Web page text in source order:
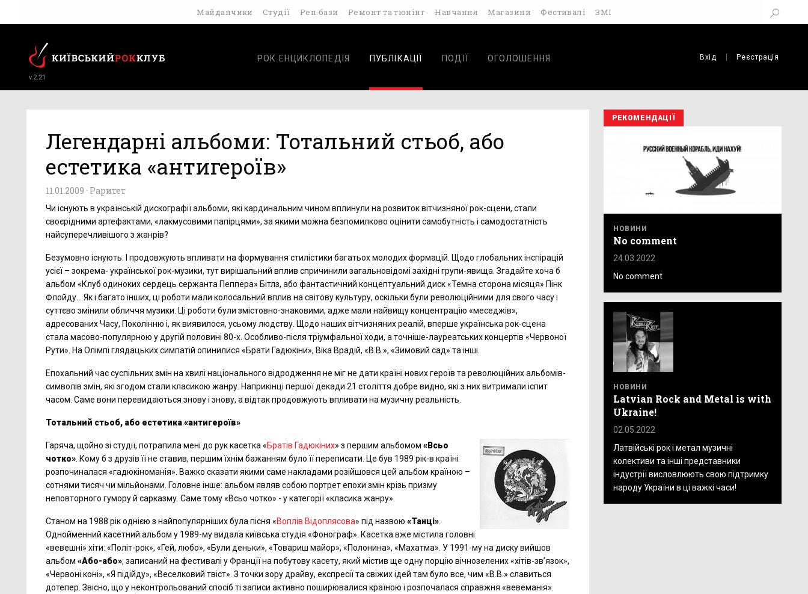
Майданчики Студії Реп.бази Ремонт та тюнінг Навчання Магазини Фестивалі ЗМІ
v.2.21
РОК.ЕНЦИКЛОПЕДІЯ ПУБЛІКАЦІЇ ПОДІЇ ОГОЛОШЕННЯ Вхід Реєстрація
Легендарні альбоми: Тотальний стьоб, або
естетика «антигероїв»
11.01.2009 · Раритет
Чи існують в українській дискографії альбоми, які кардинальним чином вплинули на розвиток вітчизняної рок-сцени, стали
своєрідними артефактами, «лакмусовими папірцями», за якими можна безпомилково оцінити самобутність і самодостатність
найсуперечливішого з жанрів?
Безумовно існують. І продовжують впливати на формування стилістики багатьох молодих формацій. Щодо глобальних інспірацій
усієї – зокрема- української рок-музики, тут вирішальний вплив спричинили загальновідомі західні групи-явища. Згадайте хоча б
альбом «Клуб одиноких сердець сержанта Пеппера» Бітлз, або фантастичний концептуальний диск «Темна сторона місяця» Пінк
Флойду... Як і багато інших, ці роботи мали колосальний вплив на світову культуру, оскільки були революційними для свого часу і
суттєво змінили обличчя музики. Ці роботи були змістовно-знаковими, адже мали найвищу концентрацію «меседжів»,
адресованих Часу, Поколінню і, як виявилося, усьому людству. Щодо наших вітчизняних реалій, вперше українська рок-сцена
стала масово-популярною у другій половині 80-х. Особливо-після тріумфальної ходи, а точніше-лауреатських концертів «Червоної
Рути». На Олімпі глядацьких симпатій опинилися «Брати Гадюкіни», Віка Врадій, «В.В.», «Зимовий сад» та інші.
Епохальний час суспільних змін на хвилі національного відродження не міг не дати країні нових героїв та революційних альбомів-
символів змін, які згодом стали класикою жанру. Наприкінці першої декади 21 століття добре видно, які з них витримали іспит
часом. Саме вони перевидаються знову і знову, а відтак продовжують впливати на музичну реальність.
Тотальний стьоб, або естетика «антигероїв»
Гаряча, щойно зі студії, потрапила мені до рук касетка «Братів Гадюкіних» з першим альбомом «Всьо
чотко» . Кому б з друзів її не ставив, першим їхнім бажанням було її переписати. Це був 1989 рік-в країні
розпочиналася «гадюкіноманія». Важко сказати якими саме накладами розійшовся цей альбом країною –
сотнями тисяч чи мільйонами. Головне інше: альбом являв собою портрет епохи змін крізь призму
неповторного гумору й сарказму. Саме тому «Всьо чотко» - у категорії «класика жанру».
Станом на 1988 рік однією з найпопулярніших була пісня «Воплів Відоплясова» під назвою «Танці»
Однойменний касетний альбом у 1989-му видала київська студія «Фонограф». Касетка вже містила головні
«вевешні» хіти: «Політ-рок», «Гей, любо», «Були деньки», «Товариш майор», «Полонина», «Махатма». У 1991-му на диску вийшов
альбом «Або-або», записаний на фестивалі у Франції на побутову касету, який містив ще одну порцію вічнозелених «хітів-зв’язок»,
«Червоні коні», «Я підійду», «Веселковий твіст». З точки зору драйву, експресії та свіжих ідей там було все, чим «В.В.» славиться
дотепер. Звісно, що у неконтрольований спосіб ті записи активно поширювалися країною і розпочалася справжня «вевеманія».
РЕКОМЕНДАЦІЇ
НОВИНИ
No comment
24.03.2022
No comment
НОВИНИ
Latvian Rock and Metal is with
Ukraine!
02.05.2022
Латвійські рок і метал музичні
колективи та інші представники
індустрії висловлюють свою підтримку
народу України в ці важкі часи!